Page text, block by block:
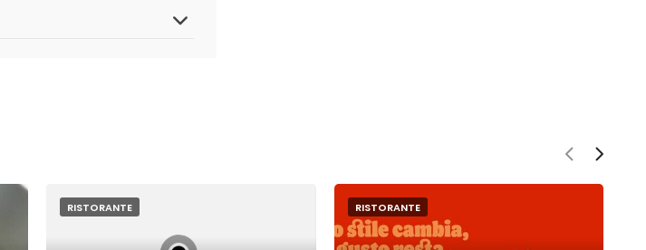
RISTORANTE RISTORANTE